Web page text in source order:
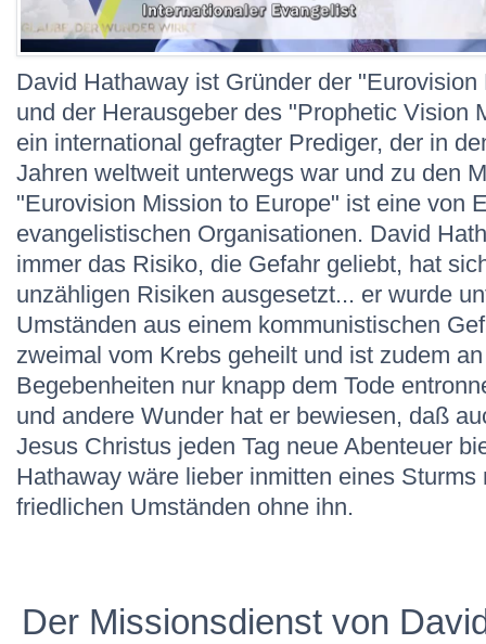
David Hathaway ist Gründer der
und der Herausgeber des "Prophetic Vision
ein international gefragter Prediger, der in
Jahren weltweit unterwegs war und zu den
"Eurovision Mission to Europe" ist eine von
evangelistischen Organisationen. David
immer das Risiko, die Gefahr geliebt, hat
unzähligen Risiken ausgesetzt... er wurde
Umständen aus einem kommunistischen
zweimal vom Krebs geheilt und ist zudem
Begebenheiten nur knapp dem Tode
und andere Wunder hat er bewiesen, daß
Jesus Christus jeden Tag neue Abenteuer
Hathaway wäre lieber inmitten eines
friedlichen Umständen ohne ihn.
Der Missionsdienst von